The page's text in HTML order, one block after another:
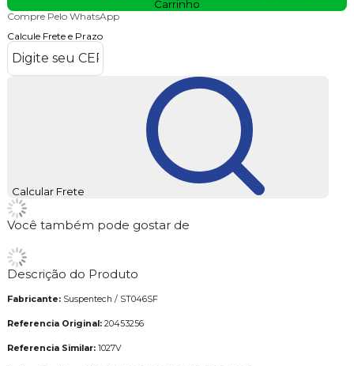
Carrinho
Compre Pelo WhatsApp
Calcule Frete e Prazo
Calcular Frete
Você também pode gostar de
Descrição do Produto
Fabricante: Suspentech / ST046SF
Referencia Original: 20453256
Referencia Similar: 1027V